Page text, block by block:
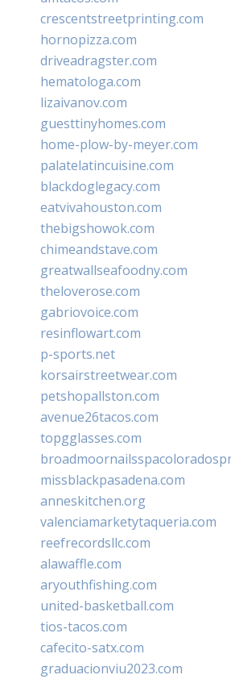
crescentstreetprinting.com
hornopizza.com
driveadragster.com
hematologa.com
lizaivanov.com
guesttinyhomes.com
home-plow-by-meyer.com
palatelatincuisine.com
blackdoglegacy.com
eatvivahouston.com
thebigshowok.com
chimeandstave.com
greatwallseafoodny.com
theloverose.com
gabriovoice.com
resinflowart.com
p-sports.net
korsairstreetwear.com
petshopallston.com
avenue26tacos.com
topgglasses.com
missblackpasadena.com
anneskitchen.org
valenciamarketytaqueria.com
reefrecordsllc.com
alawaffle.com
aryouthfishing.com
united-basketball.com
tios-tacos.com
cafecito-satx.com
graduacionviu2023.com